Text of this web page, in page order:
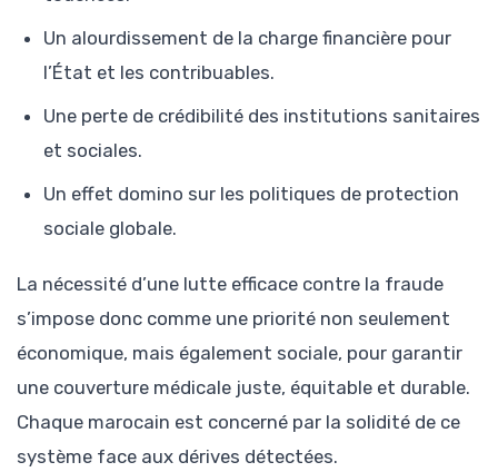
Un alourdissement de la charge financière pour
l’État et les contribuables.
Une perte de crédibilité des institutions sanitaires
et sociales.
Un effet domino sur les politiques de protection
sociale globale.
La nécessité d’une lutte efficace contre la fraude
s’impose donc comme une priorité non seulement
économique, mais également sociale, pour garantir
une couverture médicale juste, équitable et durable.
Chaque marocain est concerné par la solidité de ce
système face aux dérives détectées.